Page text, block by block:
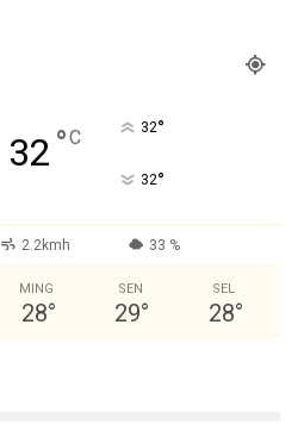
32 °C 32°
32°
2.2kmh 33 %
MING
28°
SEN
29°
SEL
28°